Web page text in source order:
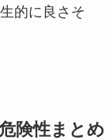
的に良さそ
険性まとめ